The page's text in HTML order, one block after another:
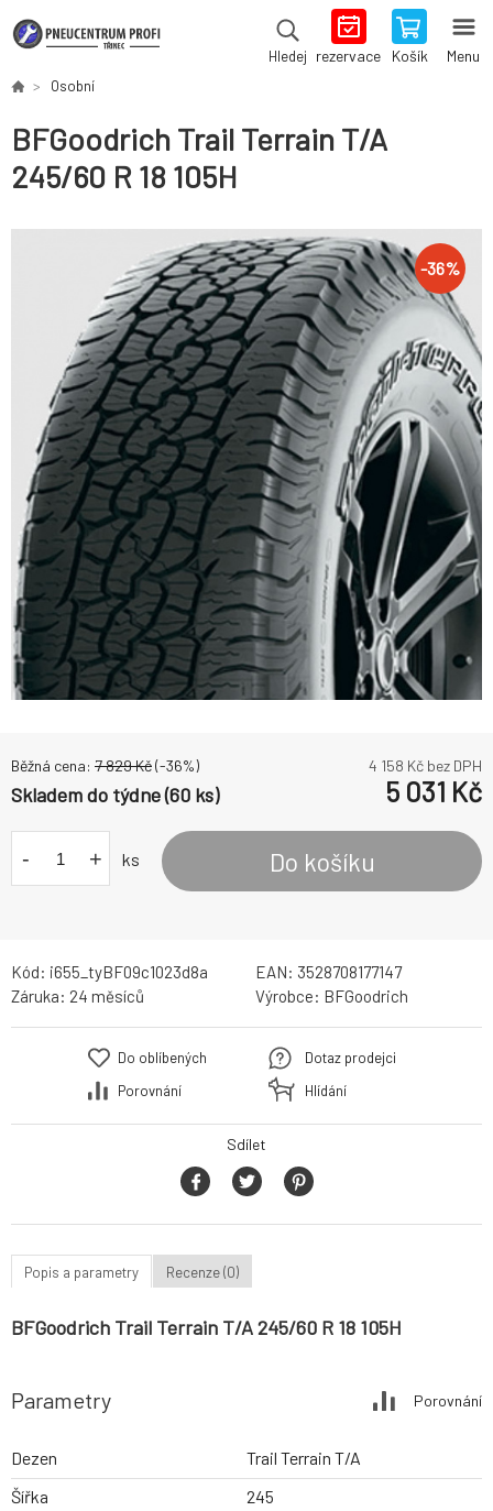
Hledej rezervace Košík Menu
Osobní
BFGoodrich Trail Terrain T/A
245/60 R 18 105H
-36%
Běžná cena: 7 829Kč(-36%) 4 158 Kč bez DPH
Skladem do týdne (60 ks) 5 031 Kč
- + ks Do košíku
Kód: i655_tyBF09c1023d8a EAN: 3528708177147
Záruka: 24 měsíců Výrobce: BFGoodrich
Do oblíbených
Porovnání
Dotaz prodejci
Hlídání
Sdílet
Popis a parametry Recenze (0)
BFGoodrich Trail Terrain T/A 245/60 R 18 105H
Parametry Porovnání
Dezen
Trail Terrain T/A
Šířka
245